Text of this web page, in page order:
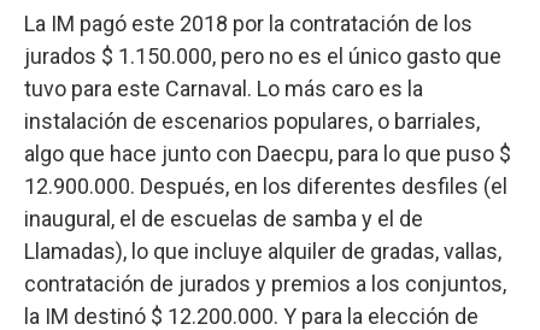
La IM pagó este 2018 por la contratación de los
jurados $ 1.150.000, pero no es el único gasto que
tuvo para este Carnaval. Lo más caro es la
instalación de escenarios populares, o barriales,
algo que hace junto con Daecpu, para lo que puso $
12.900.000. Después, en los diferentes desfiles (el
inaugural, el de escuelas de samba y el de
Llamadas), lo que incluye alquiler de gradas, vallas,
contratación de jurados y premios a los conjuntos,
la IM destinó $ 12.200.000. Y para la elección de